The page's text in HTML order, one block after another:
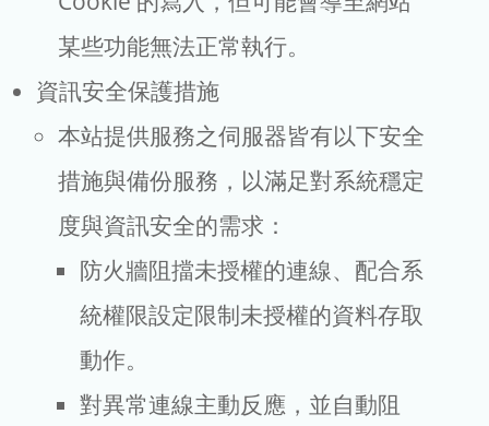
某些功能無法正常執行。
資訊安全保護措施
本站提供服務之伺服器皆有以下安全
措施與備份服務，以滿足對系統穩定
度與資訊安全的需求：
防火牆阻擋未授權的連線、配合系
統權限設定限制未授權的資料存取
動作。
對異常連線主動反應，並自動阻